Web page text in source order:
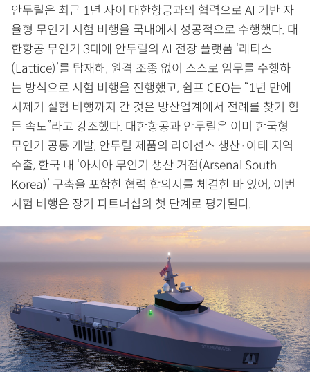
안두릴은 최근 1년 사이 대한항공과의 협력으로 AI 기반 자
율형 무인기 시험 비행을 국내에서 성공적으로 수행했다. 대
한항공 무인기 3대에 안두릴의 AI 전장 플랫폼 ‘래티스
(Lattice)’를 탑재해, 원격 조종 없이 스스로 임무를 수행하
는 방식으로 시험 비행을 진행했고, 쉼프 CEO는 “1년 만에
시제기 실험 비행까지 간 것은 방산업계에서 전례를 찾기 힘
든 속도”라고 강조했다. 대한항공과 안두릴은 이미 한국형
무인기 공동 개발, 안두릴 제품의 라이선스 생산·아태 지역
수출, 한국 내 ‘아시아 무인기 생산 거점(Arsenal South
Korea)’ 구축을 포함한 협력 합의서를 체결한 바 있어, 이번
시험 비행은 장기 파트너십의 첫 단계로 평가된다.